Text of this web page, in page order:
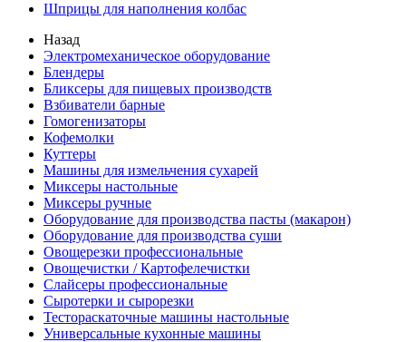
Шприцы для наполнения колбас
Назад
Электромеханическое оборудование
Блендеры
Бликсеры для пищевых производств
Взбиватели барные
Гомогенизаторы
Кофемолки
Куттеры
Машины для измельчения сухарей
Миксеры настольные
Миксеры ручные
Оборудование для производства пасты (макарон)
Оборудование для производства суши
Овощерезки профессиональные
Овощечистки / Картофелечистки
Слайсеры профессиональные
Сыротерки и сырорезки
Тестораскаточные машины настольные
Универсальные кухонные машины